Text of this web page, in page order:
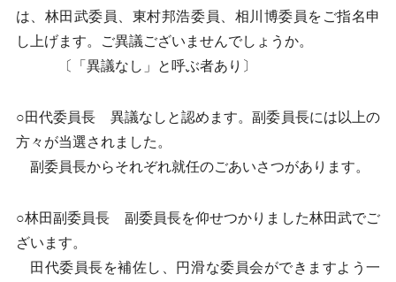
は、林田武委員、東村邦浩委員、相川博委員をご指名申
し上げます。ご異議ございませんでしょうか。
〔「異議なし」と呼ぶ者あり〕
○田代委員長 異議なしと認めます。副委員長には以上の
方々が当選されました。
副委員長からそれぞれ就任のごあいさつがあります。
○林田副委員長 副委員長を仰せつかりました林田武でご
ざいます。
田代委員長を補佐し、円滑な委員会ができますよう一